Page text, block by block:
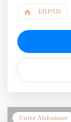
EHPAD
Unité Alzheimer